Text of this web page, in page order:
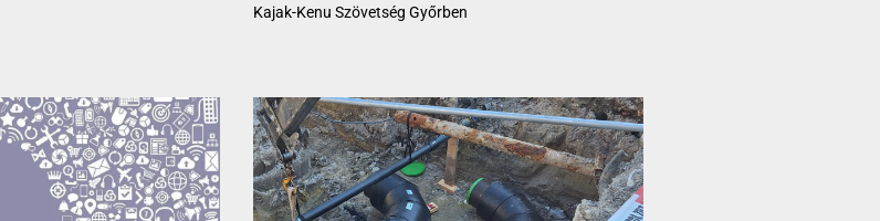
Kajak-Kenu Szövetség Győrben